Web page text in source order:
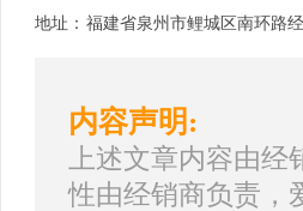
地址： 福建省泉州市鲤城区南环路
内容声明:
上述文章内容由
性由经销商负责，